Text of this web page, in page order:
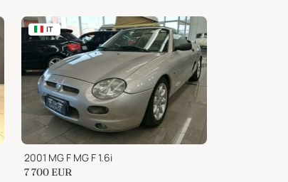
IT
2001 MG F MG F 1.6i
7 700 EUR